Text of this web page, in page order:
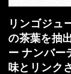
リンゴジュ
の茶葉を抽
ー ナンバー
味とリンク